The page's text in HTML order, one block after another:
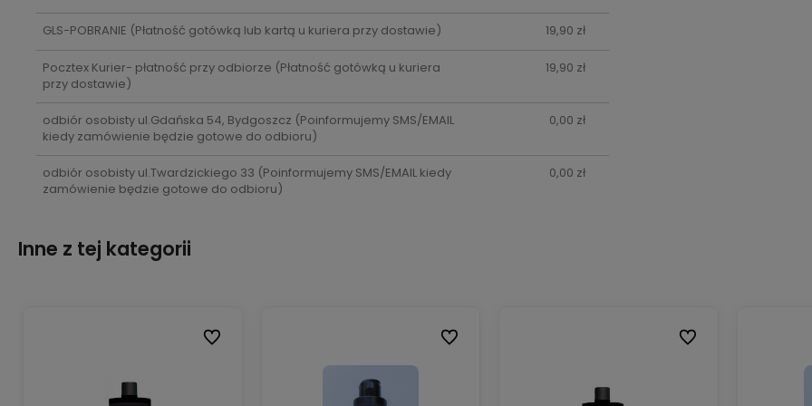
GLS-POBRANIE (Płatność gotówką lub kartą u kuriera przy dostawie) 19,90 zł
Pocztex Kurier- płatność przy odbiorze (Płatność gotówką u kuriera
przy dostawie)
19,90 zł
odbiór osobisty ul.Gdańska 54, Bydgoszcz (Poinformujemy SMS/EMAIL
kiedy zamówienie będzie gotowe do odbioru)
0,00 zł
odbiór osobisty ul.Twardzickiego 33 (Poinformujemy SMS/EMAIL kiedy
zamówienie będzie gotowe do odbioru)
0,00 zł
Inne z tej kategorii
Do ulubionych
Do ulubionych Do ulubionych
Do ulubionych Do ulubionych
Do ulubionych